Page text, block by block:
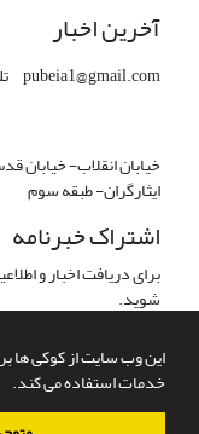
این وب سایت از کوکی ها
خدمات استفاده می کند.
آخرین اخبار
pubeia1@gmail.com تلفکس انجمن: 66950848- 021
ایثارگران- طبقه سوم
اشتراک خبرنامه
برای دریافت اخبار و
شوید.